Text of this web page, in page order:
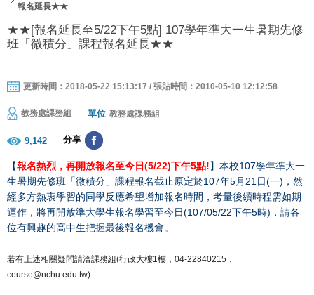
報名延長★★
★★[報名延長至5/22下午5點] 107學年準大一生暑期先修
班「微積分」課程報名延長★★
更新時間：2018-05-22 15:13:17 / 張貼時間：2010-05-10 12:12:58
教務處課務組 單位 教務處課務組
9,142 分享
【報名熱烈，再開放報名至今日(5/22)下午5點!】本校107學年準大一
生暑期先修班「微積分」課程報名截止原定於107年5月21日(一)，然
經多方熱衷學習的同學反應希望增加報名時間，考量後續時程需如期
運作，將再開放準大學生報名學習至今日(107/05/22下午5時)，請各
位有興趣的高中生把握最後報名機會。
若有上述相關疑問請洽課務組(行政大樓1樓，04-22840215，
course@nchu.edu.tw)